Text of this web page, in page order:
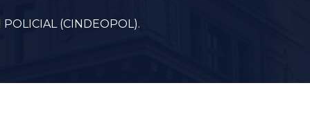
(CINDEOPOL).